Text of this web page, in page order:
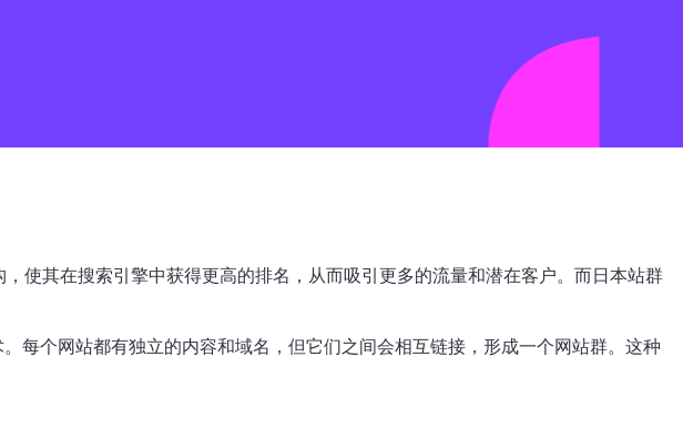
使其在搜索引擎中获得更高的排名，从而吸引更多的流量和潜在客户。而日本站群
每个网站都有独立的内容和域名，但它们之间会相互链接，形成一个网站群。这种